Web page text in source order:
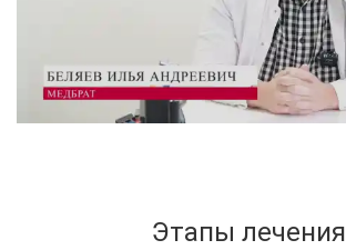
Этапы лечения